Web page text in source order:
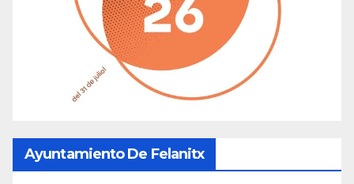
Ayuntamiento De Felanitx